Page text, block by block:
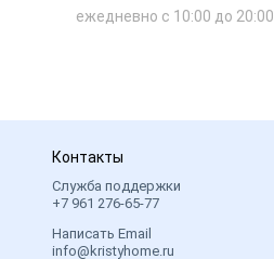
ежедневно с 10:00 до 20:00
Контакты
Служба поддержки
+7 961 276-65-77
Написать Email
info@kristyhome.ru